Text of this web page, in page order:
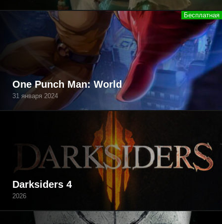
One Punch Man: World
31 января 2024
Darksiders 4
2026